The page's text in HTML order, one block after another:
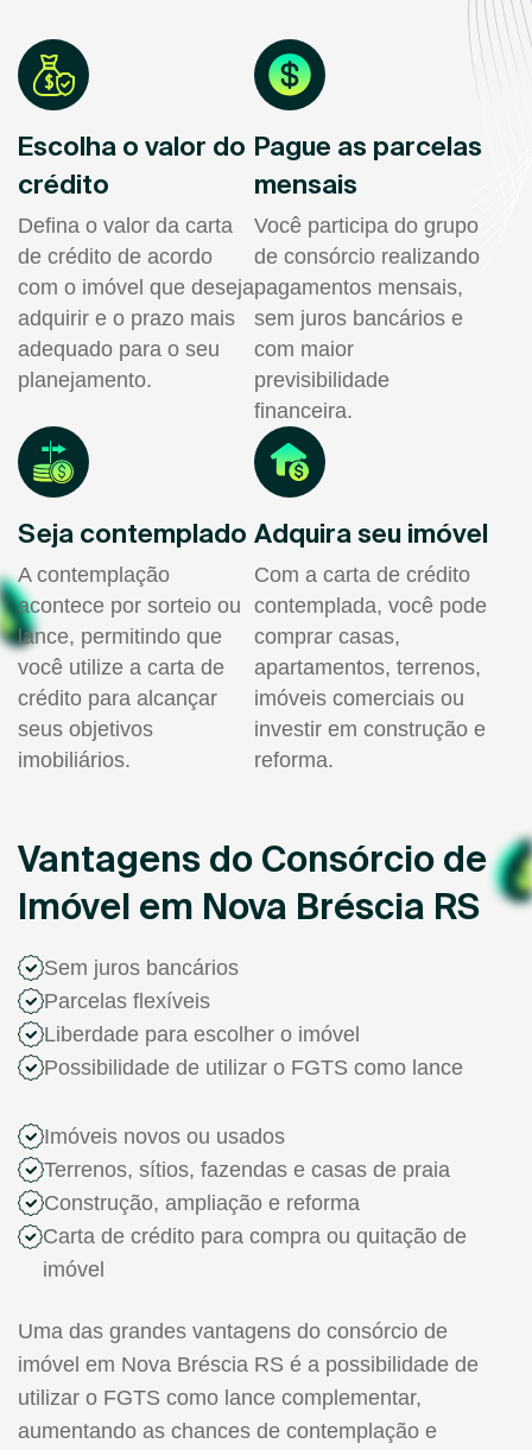
Escolha o valor do
crédito
Defina o valor da carta
de crédito de acordo
com o imóvel que deseja
adquirir e o prazo mais
adequado para o seu
planejamento.
Pague as parcelas
mensais
Você participa do grupo
de consórcio realizando
pagamentos mensais,
sem juros bancários e
com maior
previsibilidade
financeira.
Seja contemplado
A contemplação
acontece por sorteio ou
lance, permitindo que
você utilize a carta de
crédito para alcançar
seus objetivos
imobiliários.
Adquira seu imóvel
Com a carta de crédito
contemplada, você pode
comprar casas,
apartamentos, terrenos,
imóveis comerciais ou
investir em construção e
reforma.
Vantagens do Consórcio de
Imóvel em Nova Bréscia RS
Sem juros bancários
Parcelas flexíveis
Liberdade para escolher o imóvel
Possibilidade de utilizar o FGTS como lance
Imóveis novos ou usados
Terrenos, sítios, fazendas e casas de praia
Construção, ampliação e reforma
Carta de crédito para compra ou quitação de
imóvel
Uma das grandes vantagens do consórcio de
imóvel em Nova Bréscia RS é a possibilidade de
utilizar o FGTS como lance complementar,
aumentando as chances de contemplação e